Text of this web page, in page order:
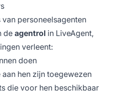
personeelsagenten
de agentrol in LiveAgent,
verleent:
doen
hen zijn toegewezen
die voor hen beschikbaar